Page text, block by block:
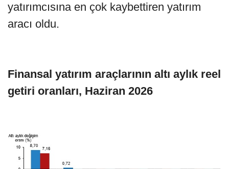
yatırımcısına en çok kaybettiren yatırım
aracı oldu.
Finansal yatırım araçlarının altı aylık reel
getiri oranları, Haziran 2026